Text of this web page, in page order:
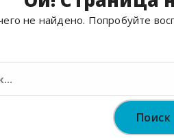
не найдено. Попробуйте